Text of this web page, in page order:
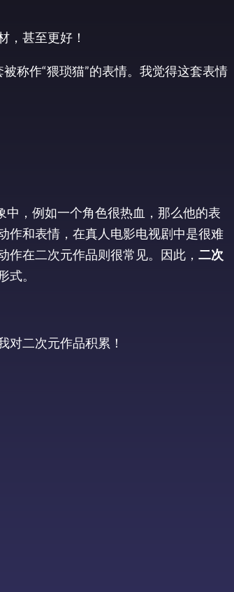
，甚至更好！
称作“猥琐猫”的表情。我觉得这套表情
中，例如一个角色很热血，那么他的表
作和表情，在真人电影电视剧中是很难
在二次元作品则很常见。因此， 二次
式。
对二次元作品积累！